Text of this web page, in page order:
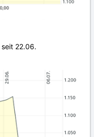
seit 22.06.